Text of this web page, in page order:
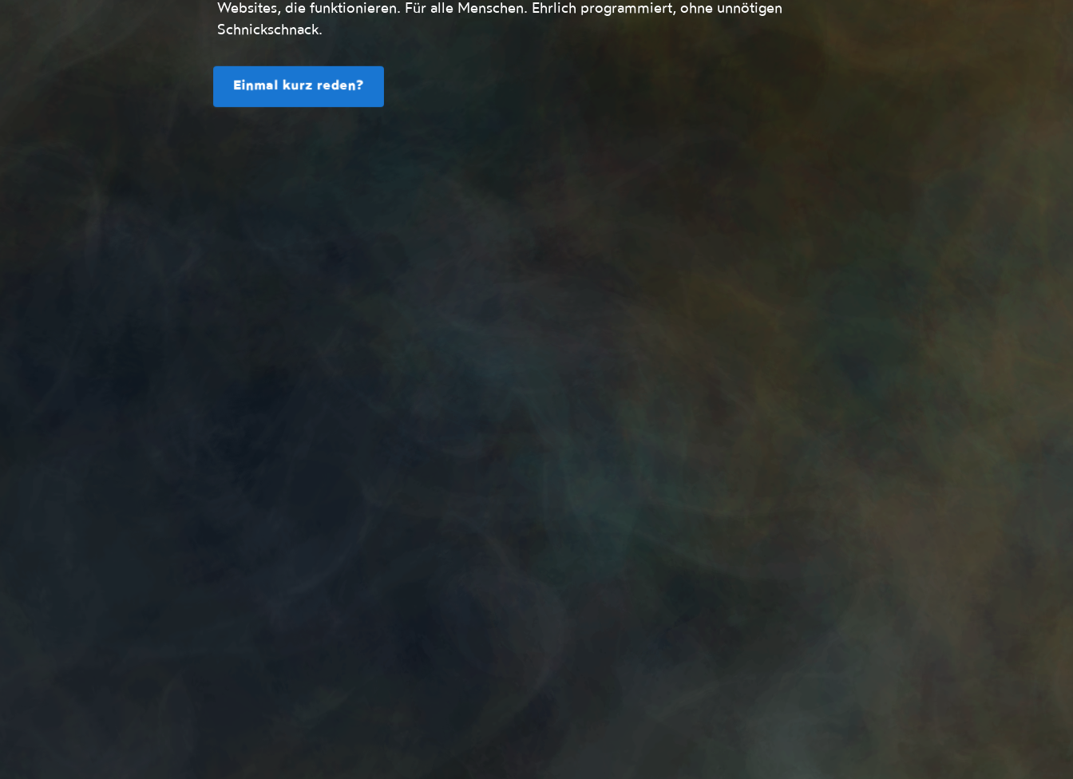
Websites, die funktionieren. Für alle Menschen. Ehrlich programmiert, ohne unnötigen
Schnickschnack.
Einmal kurz reden?